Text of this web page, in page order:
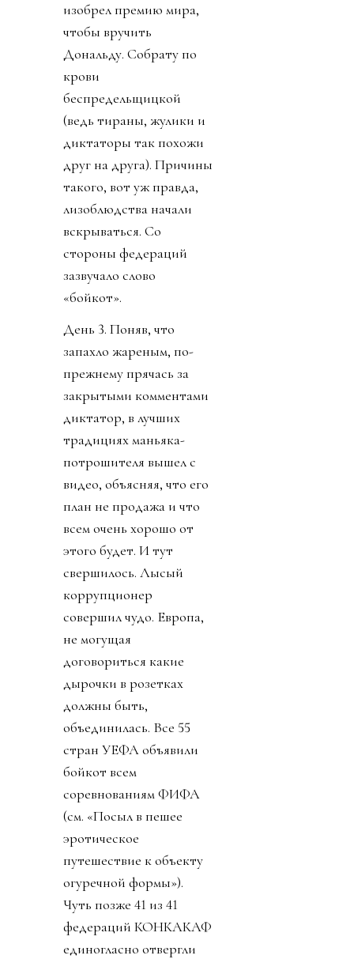
изобрел премию мира,
чтобы вручить
Дональду. Собрату по
крови
беспредельщицкой
(ведь тираны, жулики и
диктаторы так похожи
друг на друга). Причины
такого, вот уж правда,
лизоблюдства начали
вскрываться. Со
стороны федераций
зазвучало слово
«бойкот».
День 3. Поняв, что
запахло жареным, по-
прежнему прячась за
закрытыми комментами
диктатор, в лучших
традициях маньяка-
потрошителя вышел с
видео, объясняя, что его
план не продажа и что
всем очень хорошо от
этого будет. И тут
свершилось. Лысый
коррупционер
совершил чудо. Европа,
не могущая
договориться какие
дырочки в розетках
должны быть,
объединилась. Все 55
стран УЕФА объявили
бойкот всем
соревнованиям ФИФА
(см. «Посыл в пешее
эротическое
путешествие к объекту
огуречной формы»).
Чуть позже 41 из 41
федераций КОНКАКАФ
единогласно отвергли